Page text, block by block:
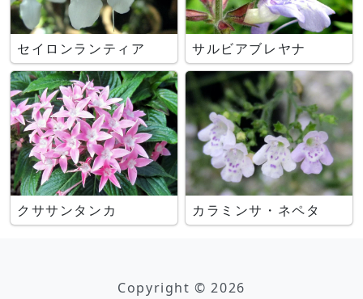
セイロンランティア サルビアブレヤナ
クササンタンカ カラミンサ・ネペタ
Copyright © 2026